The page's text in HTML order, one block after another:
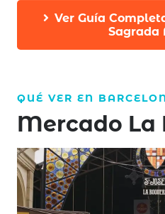
Ver Guía
Sagrada
QUÉ VER EN
Mercado La